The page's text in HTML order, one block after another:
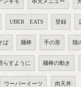
ンキモ 串天メニュー
UBER EATS 登録
ば 麺棒 手の形 猫
らすように 麺棒の動き
ウーバーイーツ 肉天丼